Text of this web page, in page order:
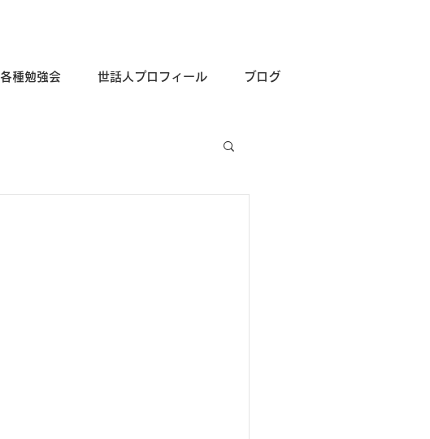
各種勉強会 世話人プロフィール ブログ